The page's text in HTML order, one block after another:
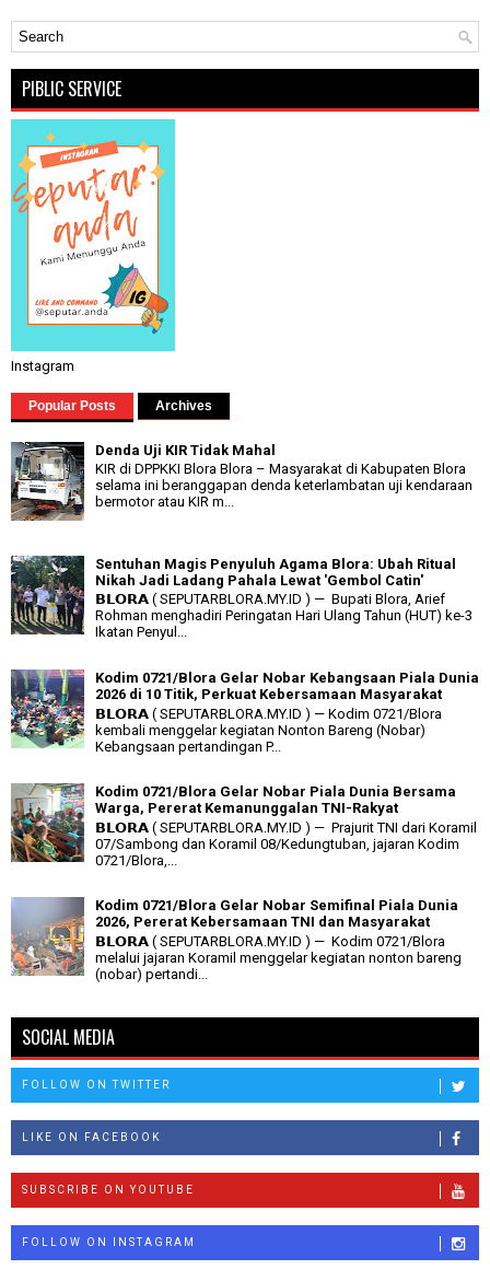
PIBLIC SERVICE
Instagram
Popular Posts Archives
Denda Uji KIR Tidak Mahal
KIR di DPPKKI Blora Blora – Masyarakat di Kabupaten Blora
selama ini beranggapan denda keterlambatan uji kendaraan
bermotor atau KIR m...
Sentuhan Magis Penyuluh Agama Blora: Ubah Ritual
Nikah Jadi Ladang Pahala Lewat 'Gembol Catin'
𝗕𝗟𝗢𝗥𝗔 ( SEPUTARBLORA.MY.ID ) — Bupati Blora, Arief
Rohman menghadiri Peringatan Hari Ulang Tahun (HUT) ke-3
Ikatan Penyul...
Kodim 0721/Blora Gelar Nobar Kebangsaan Piala Dunia
2026 di 10 Titik, Perkuat Kebersamaan Masyarakat
𝗕𝗟𝗢𝗥𝗔 ( SEPUTARBLORA.MY.ID ) — Kodim 0721/Blora
kembali menggelar kegiatan Nonton Bareng (Nobar)
Kebangsaan pertandingan P...
Kodim 0721/Blora Gelar Nobar Piala Dunia Bersama
Warga, Pererat Kemanunggalan TNI-Rakyat
𝗕𝗟𝗢𝗥𝗔 ( SEPUTARBLORA.MY.ID ) — Prajurit TNI dari Koramil
07/Sambong dan Koramil 08/Kedungtuban, jajaran Kodim
0721/Blora,...
Kodim 0721/Blora Gelar Nobar Semifinal Piala Dunia
2026, Pererat Kebersamaan TNI dan Masyarakat
𝗕𝗟𝗢𝗥𝗔 ( SEPUTARBLORA.MY.ID ) — Kodim 0721/Blora
melalui jajaran Koramil menggelar kegiatan nonton bareng
(nobar) pertandi...
SOCIAL MEDIA
FOLLOW ON TWITTER
LIKE ON FACEBOOK
SUBSCRIBE ON YOUTUBE
FOLLOW ON INSTAGRAM